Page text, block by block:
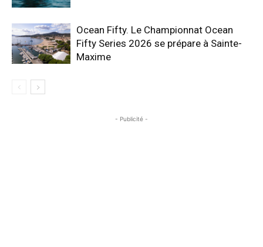
Ocean Fifty. Le Championnat Ocean
Fifty Series 2026 se prépare à Sainte-
Maxime
- Publicité -